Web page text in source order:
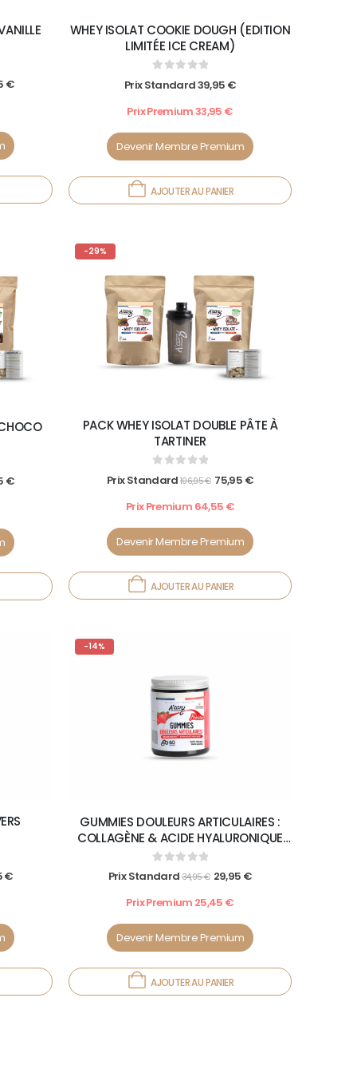
€
WHEY ISOLAT COOKIE DOUGH (EDITION
LIMITÉE ICE CREAM)
Prix Standard39,95 €
Prix Premium33,95 €
Devenir Membre Premium
AJOUTER AU PANIER
€
-29%
PACK WHEY ISOLAT DOUBLE PÂTE À
TARTINER
Prix Standard106,95€ 75,95 €
Prix Premium 64,55 €
Devenir Membre Premium
AJOUTER AU PANIER
€
-14%
GUMMIES DOULEURS ARTICULAIRES :
COLLAGÈNE & ACIDE HYALURONIQUE
(FRAISE)
0out of 5
Prix Standard34,95€ 29,95 €
Prix Premium 25,45 €
Devenir Membre Premium
AJOUTER AU PANIER